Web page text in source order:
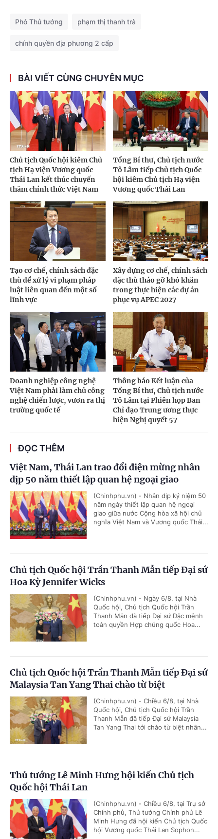
Phó Thủ tướng phạm thị thanh trà
chính quyền địa phương 2 cấp
BÀI VIẾT CÙNG CHUYÊN MỤC
Chủ tịch Quốc hội kiêm Chủ
tịch Hạ viện Vương quốc
Thái Lan kết thúc chuyến
thăm chính thức Việt Nam
Tổng Bí thư, Chủ tịch nước
Tô Lâm tiếp Chủ tịch Quốc
hội kiêm Chủ tịch Hạ viện
Vương quốc Thái Lan
Tạo cơ chế, chính sách đặc
thù để xử lý vi phạm pháp
luật liên quan đến một số
lĩnh vực
Xây dựng cơ chế, chính sách
đặc thù tháo gỡ khó khăn
trong thực hiện các dự án
phục vụ APEC 2027
Doanh nghiệp công nghệ
Việt Nam phải làm chủ công
nghệ chiến lược, vươn ra thị
trường quốc tế
Thông báo Kết luận của
Tổng Bí thư, Chủ tịch nước
Tô Lâm tại Phiên họp Ban
Chỉ đạo Trung ương thực
hiện Nghị quyết 57
ĐỌC THÊM
Việt Nam, Thái Lan trao đổi điện mừng nhân
dịp 50 năm thiết lập quan hệ ngoại giao
(Chinhphu.vn) - Nhân dịp kỷ niệm 50
năm ngày thiết lập quan hệ ngoại
giao giữa nước Cộng hòa xã hội chủ
nghĩa Việt Nam và Vương quốc Thái...
Chủ tịch Quốc hội Trần Thanh Mẫn tiếp Đại sứ
Hoa Kỳ Jennifer Wicks
(Chinhphu.vn) - Ngày 6/8, tại Nhà
Quốc hội, Chủ tịch Quốc hội Trần
Thanh Mẫn đã tiếp Đại sứ Đặc mệnh
toàn quyền Hợp chúng quốc Hoa...
Chủ tịch Quốc hội Trần Thanh Mẫn tiếp Đại sứ
Malaysia Tan Yang Thai chào từ biệt
(Chinhphu.vn) - Chiều 6/8, tại Nhà
Quốc hội, Chủ tịch Quốc hội Trần
Thanh Mẫn đã tiếp Đại sứ Malaysia
Tan Yang Thai tới chào từ biệt nhân...
Thủ tướng Lê Minh Hưng hội kiến Chủ tịch
Quốc hội Thái Lan
(Chinhphu.vn) - Chiều 6/8, tại Trụ sở
Chính phủ, Thủ tướng Chính phủ Lê
Minh Hưng đã hội kiến Chủ tịch Quốc
hội Vương quốc Thái Lan Sophon...